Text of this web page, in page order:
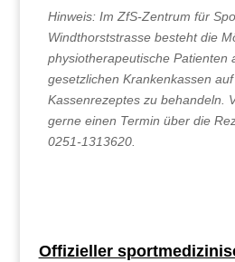
Hinweis: Im ZfS-Zentrum für
Windthorststrasse besteht die
physiotherapeutische Patienten
gesetzlichen Krankenkassen
Kassenrezeptes zu behandeln.
gerne einen Termin über die
0251-1313620.
Offizieller